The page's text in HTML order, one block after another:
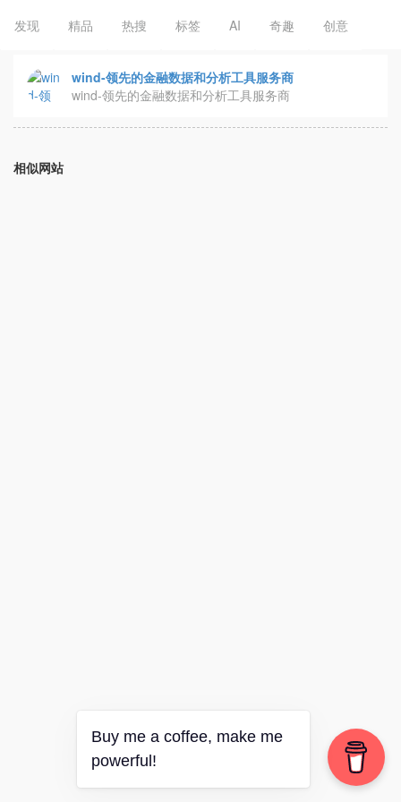
发现 精品 热搜 标签 AI 奇趣 创意
wind-领先的金融数据和分析工具服务商
wind-领先的金融数据和分析工具服务商
相似网站
Buy me a coffee, make me
powerful!